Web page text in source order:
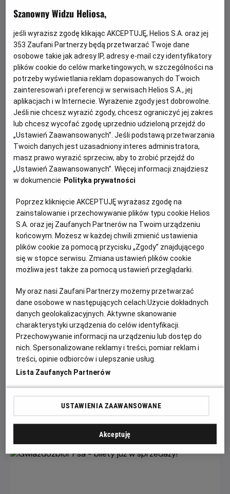
Psi Patrol i dinozaury - nie przegap!
Dołącz do dzielnych bohaterów Psiego Patrolu w ich
największej misji ratunkowej w historii.
Czytaj więcej
Każde miasto ma swojego Spider-Mana –
KONKURS!
Z okazji premiery filmu „Spider-Man: Całkiem nowy dzień”
chcemy udowodnić, że każdy z nas może zostać Spider-
Manem w swoim otoczeniu.
Czytaj więcej
Szanowny Widzu Heliosa,
jeśli wyrazisz zgodę klikając AKCEPTUJĘ, Helios S.A. oraz jej
353 Zaufani Partnerzy będą przetwarzać Twoje dane
osobowe takie jak adresy IP, adresy e-mail czy identyfikatory
plików cookie do celów marketingowych, w szczególności na
potrzeby wyświetlania reklam dopasowanych do Twoich
zainteresowań i preferencji w serwisach Helios S.A., jej
aplikacjach i w Internecie. Wyrażenie zgody jest dobrowolne.
Jeśli nie chcesz wyrazić zgody, chcesz ograniczyć jej zakres
lub chcesz wycofać zgodę uprzednio udzieloną przejdź do
„Ustawień Zaawansowanych”. Jeśli podstawą przetwarzania
Twoich danych jest uzasadniony interes administratora,
masz prawo wyrazić sprzeciw, aby to zrobić przejdź do
„Ustawień Zaawansowanych”. Więcej informacji znajdziesz
w dokumencie Polityka prywatności
Poprzez kliknięcie AKCEPTUJĘ wyrażasz zgodę na
zainstalowanie i przechowywanie plików typu cookie Helios
S.A. oraz jej Zaufanych Partnerów na Twoim urządzeniu
końcowym. Możesz w każdej chwili zmienić ustawienia
plików cookie za pomocą przycisku „Zgody” znajdującego
się w stopce serwisu. Zmiana ustawień plików cookie
możliwa jest także za pomocą ustawień przeglądarki.
My oraz nasi Zaufani Partnerzy możemy przetwarzać
dane osobowe w następujących celach:Użycie dokładnych
danych geolokalizacyjnych. Aktywne skanowanie
charakterystyki urządzenia do celów identyfikacji.
Przechowywanie informacji na urządzeniu lub dostęp do
nich. Spersonalizowane reklamy i treści, pomiar reklam i
treści, opinie odbiorców i ulepszanie usług.
Lista Zaufanych Partnerów
USTAWIENIA ZAAWANSOWANE
Akceptuję